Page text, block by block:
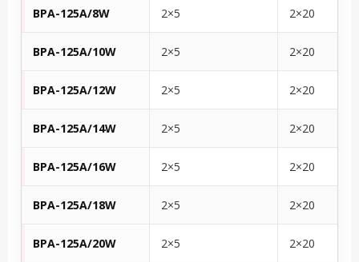
BPA-125A/8W 2×5 2×20
BPA-125A/10W 2×5 2×20
BPA-125A/12W 2×5 2×20
BPA-125A/14W 2×5 2×20
BPA-125A/16W 2×5 2×20
BPA-125A/18W 2×5 2×20
BPA-125A/20W 2×5 2×20